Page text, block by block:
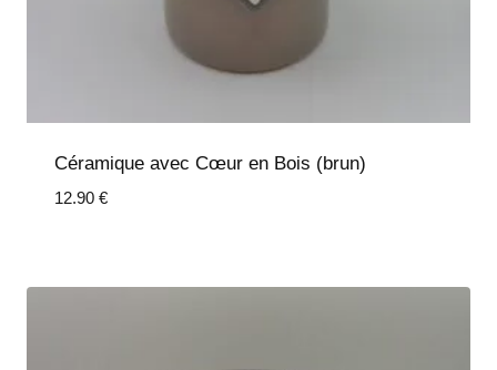
Céramique avec Cœur en Bois (brun)
12.90 €